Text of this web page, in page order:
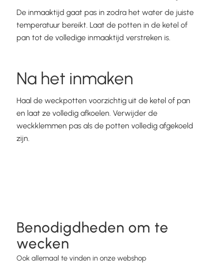
De inmaaktijd gaat pas in zodra het water de juiste
temperatuur bereikt. Laat de potten in de ketel of
pan tot de volledige inmaaktijd verstreken is.
Na het inmaken
Haal de weckpotten voorzichtig uit de ketel of pan
en laat ze volledig afkoelen. Verwijder de
weckklemmen pas als de potten volledig afgekoeld
zijn.
Benodigdheden om te
wecken
Ook allemaal te vinden in onze webshop